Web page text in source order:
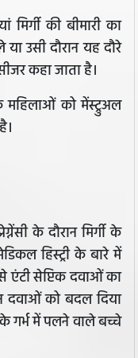
की बीमारी का
उसी दौरान यह दौरे
कहा जाता है।
को मेंस्ट्रुअल
के दौरान मिर्गी के
हिस्ट्री के बारे में
एंटी सेप्टिक दवाओं का
दवाओं को बदल दिया
गर्भ में पलने वाले बच्चे